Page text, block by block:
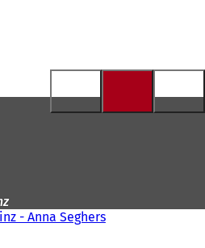
- Anna Seghers